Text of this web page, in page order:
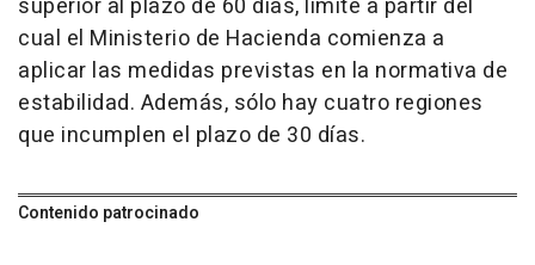
cual el Ministerio de Hacienda comienza a
aplicar las medidas previstas en la normativa de
estabilidad. Además, sólo hay cuatro regiones
que incumplen el plazo de 30 días.
Contenido patrocinado